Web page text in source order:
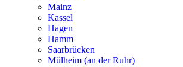
Mainz
Kassel
Hagen
Hamm
Saarbrücken
Mülheim (an der Ruhr)